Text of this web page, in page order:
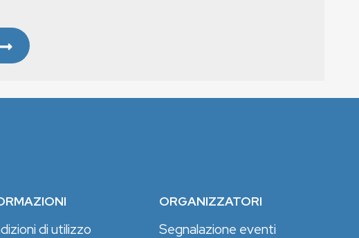
di utilizzo
ORGANIZZATORI
Segnalazione eventi